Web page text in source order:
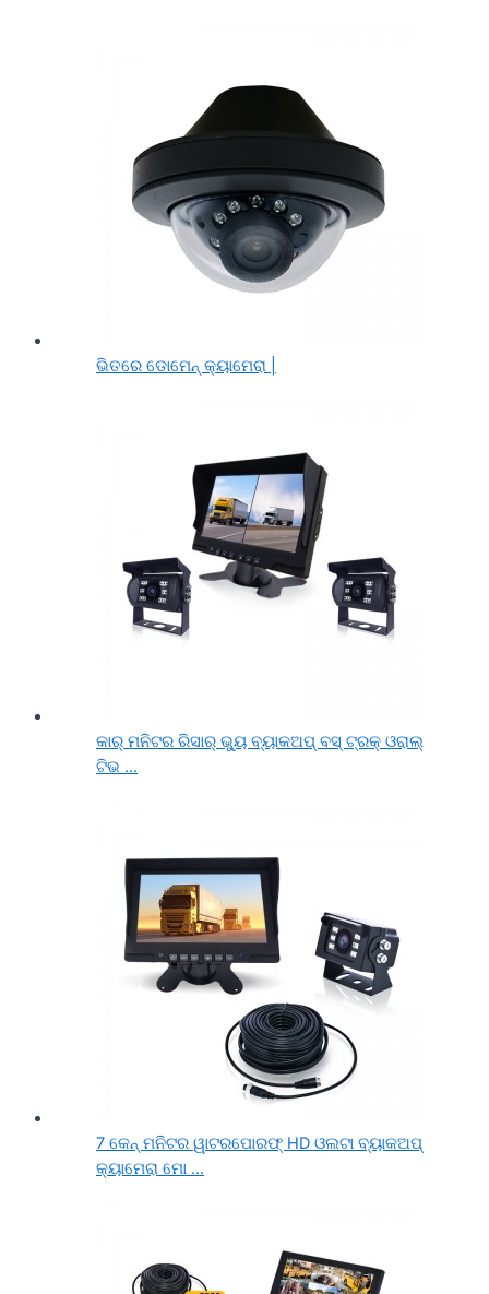
ଭିତରେ ଡୋମେନ୍ କ୍ୟାମେରା |
କାର୍ ମନିଟର ରିସାର୍ ଭ୍ୟୁ ବ୍ୟାକଅପ୍ ବସ୍ ଟ୍ରକ୍ ଓରାଲ୍
ଟିଭ ...
7 କେନ୍ ମନିଟର ୱାଟରପୋରଫ୍ HD ଓଲଟା ବ୍ୟାକଅପ୍
କ୍ୟାମେରା ମୋ ...